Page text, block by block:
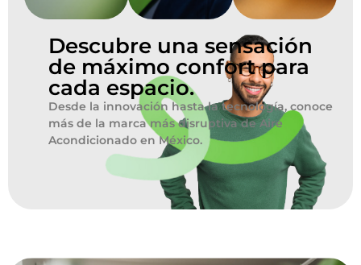
Descubre una sensación
de máximo confort para
cada espacio.
Desde la innovación hasta la tecnología, conoce
más de la marca más disruptiva de Aire
Acondicionado en México.